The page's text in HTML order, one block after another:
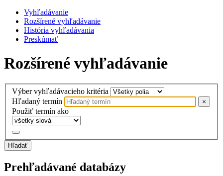
Vyhľadávanie
Rozšírené vyhľadávanie
História vyhľadávania
Preskúmať
Rozšírené vyhľadávanie
Výber vyhľadávacieho kritéria
Hľadaný termín
×
Použiť termín ako
Hľadať
Prehľadávané databázy